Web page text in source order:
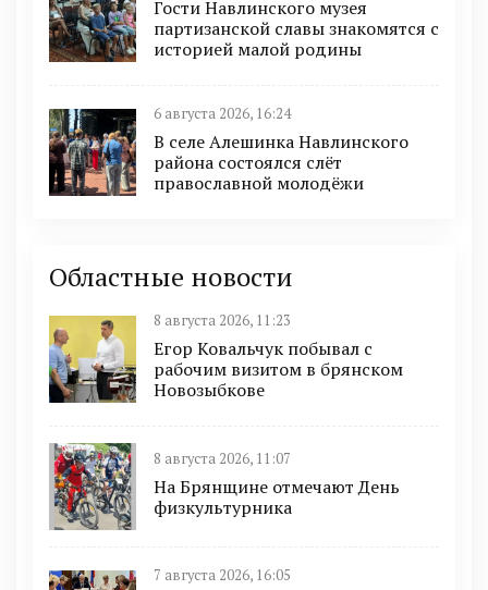
Гости Навлинского музея
партизанской славы знакомятся с
историей малой родины
6 августа 2026, 16:24
В селе Алешинка Навлинского
района состоялся слёт
православной молодёжи
Областные новости
8 августа 2026, 11:23
Егор Ковальчук побывал с
рабочим визитом в брянском
Новозыбкове
8 августа 2026, 11:07
На Брянщине отмечают День
физкультурника
7 августа 2026, 16:05